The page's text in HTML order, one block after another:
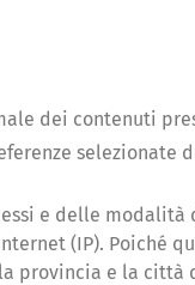
dei contenuti
selezionate
e delle modalità
(IP). Poiché
provincia e la città